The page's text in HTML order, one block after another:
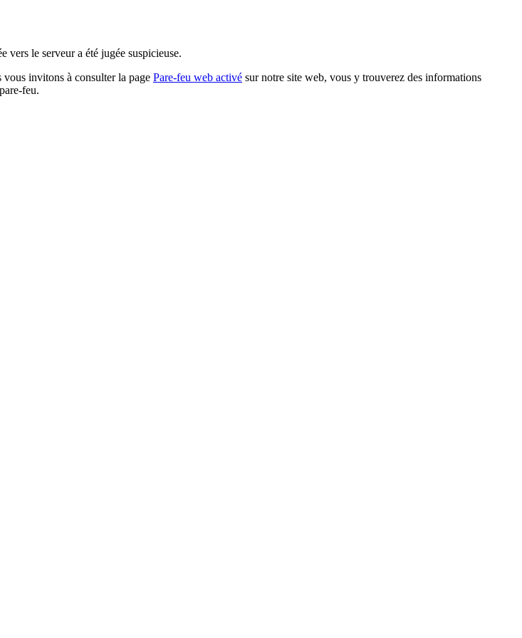
vers le serveur a été jugée suspicieuse.
vous invitons à consulter la page Pare-feu web activé sur notre site web, vous y trouverez des informations
feu.